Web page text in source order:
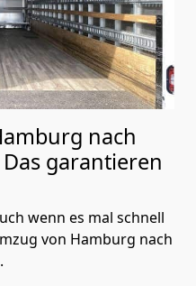
nach
garantieren
wenn es mal schnell
von Hamburg nach